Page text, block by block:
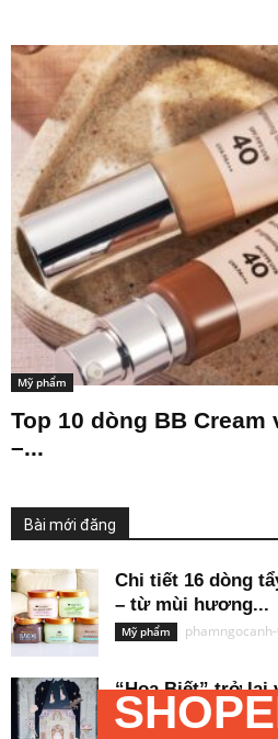
Mỹ phẩm
Top 10 dòng BB
–...
Bài mới đăng
Chi tiết 16 dòng
– từ mùi hương...
Mỹ phẩm phamngocanh-
“Hoa Biết” trở lại
Knows Knight